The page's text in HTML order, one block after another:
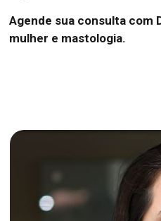
Agende sua consulta com
mulher e mastologia.